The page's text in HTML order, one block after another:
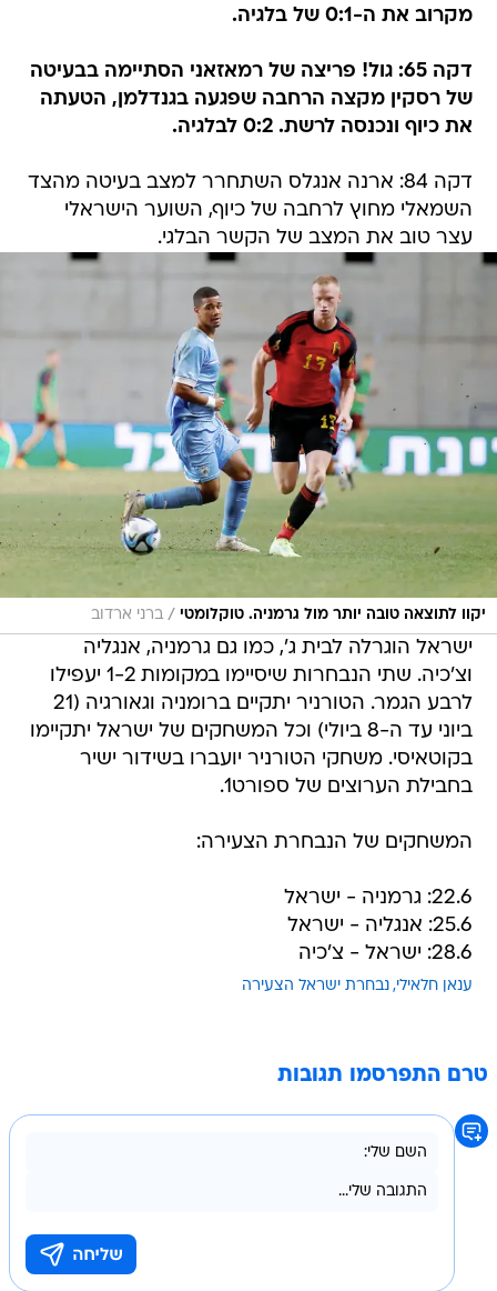
מקרוב את ה-0:1 של בלגיה.
דקה 65: גול! פריצה של רמאזאני הסתיימה בבעיטה
של רסקין מקצה הרחבה שפגעה בגנדלמן, הטעתה
את כיוף ונכנסה לרשת. 0:2 לבלגיה.
דקה 84: ארנה אנגלס השתחרר למצב בעיטה מהצד
השמאלי מחוץ לרחבה של כיוף, השוער הישראלי
עצר טוב את המצב של הקשר הבלגי.
יקוו לתוצאה טובה יותר מול גרמניה. טוקלומטי / ברני ארדוב
ישראל הוגרלה לבית ג', כמו גם גרמניה, אנגליה
וצ'כיה. שתי הנבחרות שיסיימו במקומות 1-2 יעפילו
לרבע הגמר. הטורניר יתקיים ברומניה וגאורגיה (21
ביוני עד ה-8 ביולי) וכל המשחקים של ישראל יתקיימו
בקוטאיסי. משחקי הטורניר יועברו בשידור ישיר
בחבילת הערוצים של ספורט1.
המשחקים של הנבחרת הצעירה:
22.6: גרמניה - ישראל
25.6: אנגליה - ישראל
28.6: ישראל - צ'כיה
ענאן חלאילי נבחרת ישראל הצעירה
טרם התפרסמו תגובות